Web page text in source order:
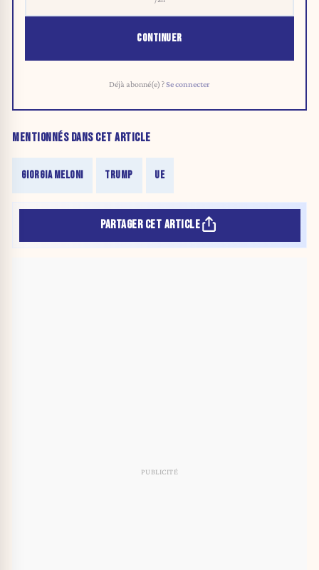
CONTINUER
Déjà abonné(e) ?Se connecter
MENTIONNÉS DANS CET ARTICLE
GIORGIA MELONI TRUMP UE
PARTAGER CET ARTICLE